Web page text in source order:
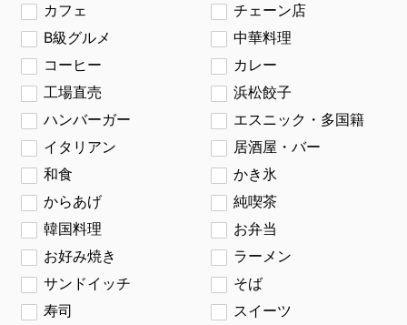
カフェ
チェーン店
B級グルメ
中華料理
コーヒー
カレー
工場直売
浜松餃子
ハンバーガー
エスニック・多国籍
イタリアン
居酒屋・バー
和食
かき氷
からあげ
純喫茶
韓国料理
お弁当
お好み焼き
ラーメン
サンドイッチ
そば
寿司
スイーツ